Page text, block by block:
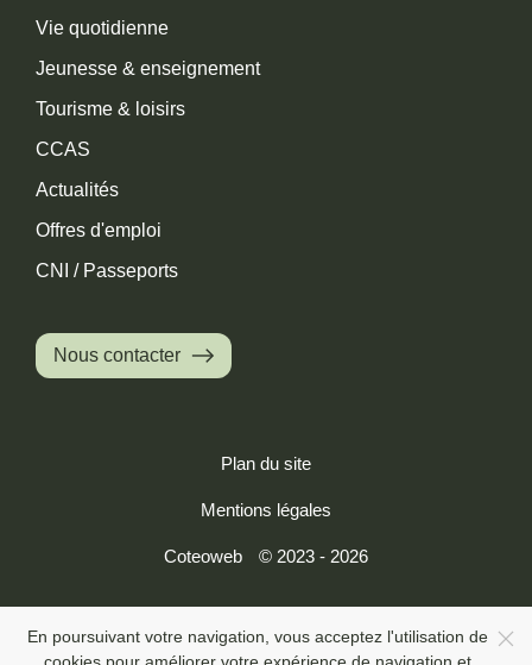
Vie quotidienne
Jeunesse & enseignement
Tourisme & loisirs
CCAS
Actualités
Offres d'emploi
CNI / Passeports
Nous contacter
Plan du site
Mentions légales
Coteoweb © 2023 - 2026
En poursuivant votre navigation, vous acceptez l'utilisation de